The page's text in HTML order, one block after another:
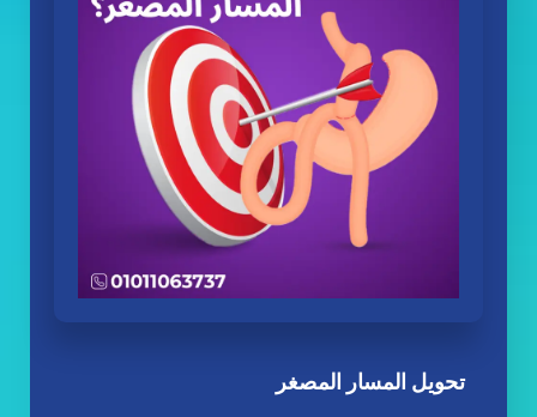
تحويل المسار المصغر